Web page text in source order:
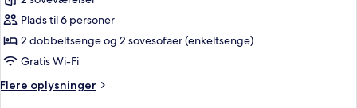
Connected
Room
Sea
Plads til 6 personer
2 dobbeltsenge og 2 sovesofaer (enkeltsenge)
Gratis Wi-Fi
Flere oplysninger
Flere